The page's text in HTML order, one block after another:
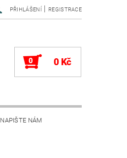
PŘIHLÁŠENÍ | REGISTRACE
0 0 Kč
NAPIŠTE NÁM